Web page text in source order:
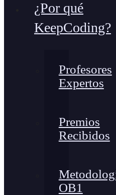
¿Por qué
KeepCoding?
Profesores
Expertos
Premios
Recibidos
OB1